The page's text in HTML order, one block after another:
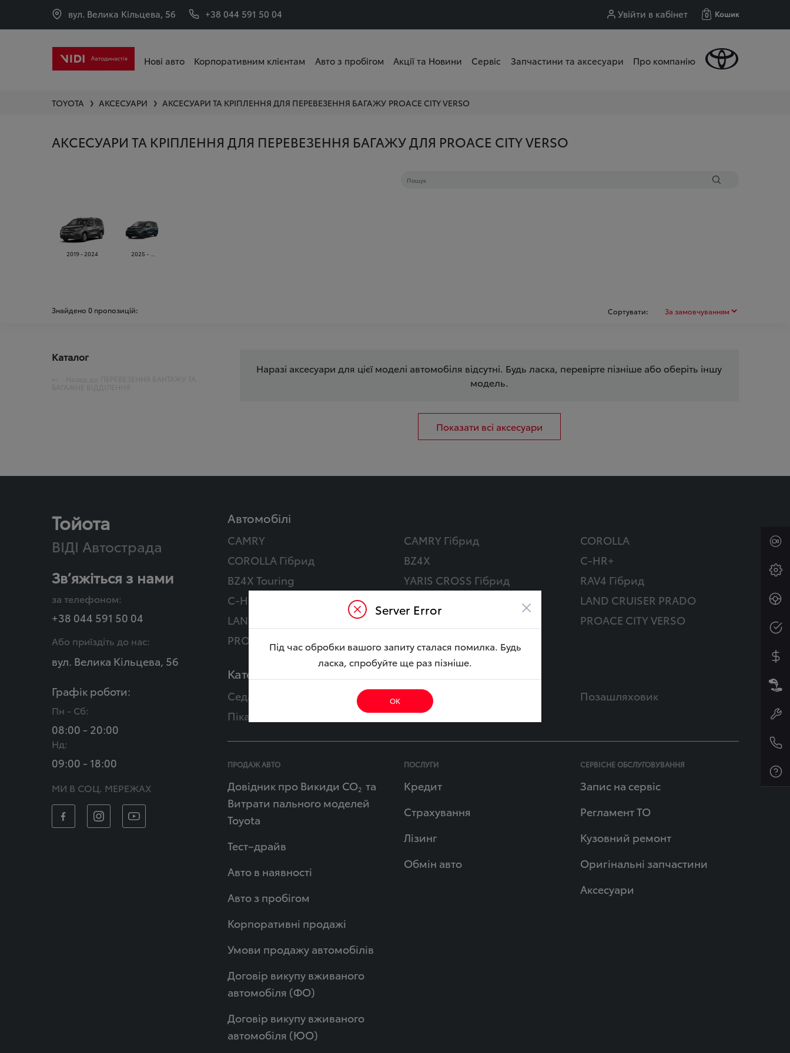
вул. Велика Кільцева, 56 +38 044 591 50 04 Увійти в кабінет 0 Кошик
Нові авто Корпоративним клієнтам Авто з пробігом Акції та Новини Сервіс Запчастини та аксесуари Про компанію
TOYOTA ❯ АКСЕСУАРИ ❯ АКСЕСУАРИ ТА КРІПЛЕННЯ ДЛЯ ПЕРЕВЕЗЕННЯ БАГАЖУ PROACE CITY VERSO
АКСЕСУАРИ ТА КРІПЛЕННЯ ДЛЯ ПЕРЕВЕЗЕННЯ БАГАЖУ ДЛЯ PROACE CITY VERSO
2019 - 2024 2025 - ...
Знайдено 0пропозицій: Сортувати:
Каталог
Наразі аксесуари для цієї моделі автомобіля відсутні. Будь ласка, перевірте пізніше або оберіть іншу
модель.
Показати всі аксесуари
Тойота
ВІДІ Автострада
Зв’яжіться з нами
за телефоном:
+38 044 591 50 04
Або приїздіть до нас:
вул. Велика Кільцева, 56
Графік роботи:
Пн - Сб:
08:00 - 20:00
Нд:
09:00 - 18:00
МИ В СОЦ. МЕРЕЖАХ
Автомобілі
CAMRY CAMRY Гібрид
COROLLA
COROLLA Гібрид
BZ4X
C-HR+
BZ4X Touring
YARIS CROSS Гібрид
RAV4 Гібрид
C-HR Гібрид
COROLLA CROSS Гібрид
LAND CRUISER PRADO
LAND CRUISER
HILUX
PROACE CITY VERSO
PROACE CITY
Категорії
Седан Кросовер
Позашляховик
Пікап
Мінівен
ПРОДАЖ АВТО
Довідник про Викиди СО2 та
Витрати пального моделей
Toyota
Тест–драйв
Авто в наявності
Авто з пробігом
Корпоративні продажі
Умови продажу автомобілів
Договір викупу вживаного
автомобіля (ФО)
Договір викупу вживаного
автомобіля (ЮО)
ПОСЛУГИ
Кредит
Страхування
Лізинг
Обмін авто
СЕРВІСНЕ ОБСЛУГОВУВАННЯ
Запис на сервіс
Регламент ТО
Кузовний ремонт
Оригінальні запчастини
Аксесуари
Server Error ×
Під час обробки вашого запиту сталася помилка. Будь
ласка, спробуйте ще раз пізніше.
ОК